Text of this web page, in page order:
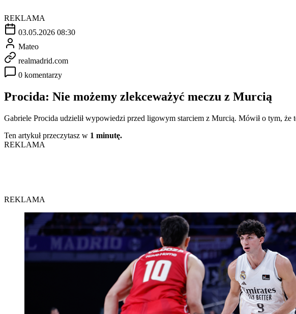
REKLAMA
03.05.2026 08:30
Mateo
realmadrid.com
0 komentarzy
Procida: Nie możemy zlekceważyć meczu z Murcią
Gabriele Procida udzielił wypowiedzi przed ligowym starciem z Murcią. Mówił o tym, że
Ten artykuł przeczytasz w 1 minutę.
REKLAMA
REKLAMA